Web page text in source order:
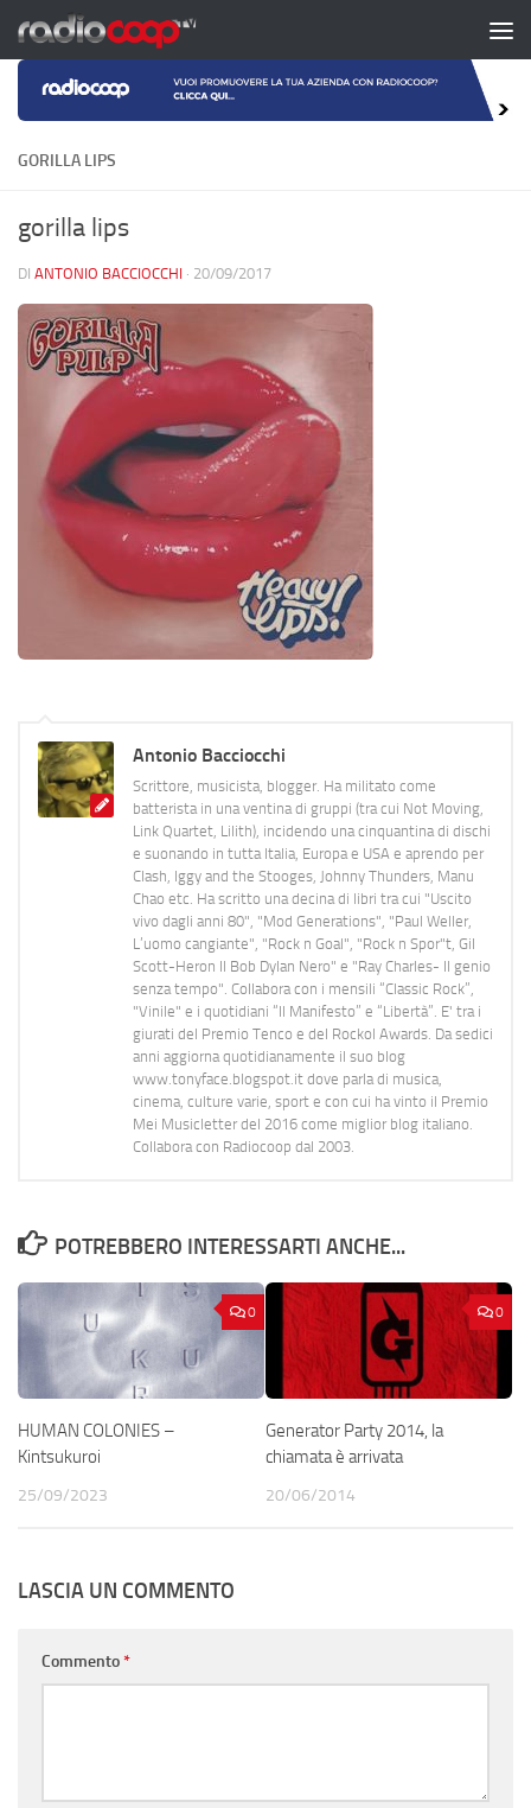
Salta al contenuto
GORILLA LIPS
gorilla lips
DI ANTONIO BACCIOCCHI · 20/09/2017
Antonio Bacciocchi
Scrittore, musicista, blogger. Ha militato come
batterista in una ventina di gruppi (tra cui Not Moving,
Link Quartet, Lilith), incidendo una cinquantina di dischi
e suonando in tutta Italia, Europa e USA e aprendo per
Clash, Iggy and the Stooges, Johnny Thunders, Manu
Chao etc. Ha scritto una decina di libri tra cui "Uscito
vivo dagli anni 80", "Mod Generations", "Paul Weller,
L’uomo cangiante", "Rock n Goal", "Rock n Spor"t, Gil
Scott-Heron Il Bob Dylan Nero" e "Ray Charles- Il genio
senza tempo". Collabora con i mensili “Classic Rock”,
"Vinile" e i quotidiani “Il Manifesto” e “Libertà”. E' tra i
giurati del Premio Tenco e del Rockol Awards. Da sedici
anni aggiorna quotidianamente il suo blog
www.tonyface.blogspot.it dove parla di musica,
cinema, culture varie, sport e con cui ha vinto il Premio
Mei Musicletter del 2016 come miglior blog italiano.
Collabora con Radiocoop dal 2003.
POTREBBERO INTERESSARTI ANCHE...
0
HUMAN COLONIES –
Kintsukuroi
25/09/2023
0
Generator Party 2014, la
chiamata è arrivata
20/06/2014
LASCIA UN COMMENTO
Commento*